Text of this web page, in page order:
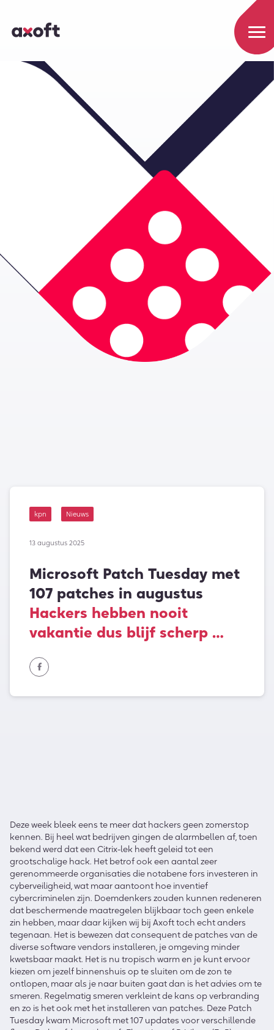
kpn Nieuws
13 augustus 2025
Microsoft Patch Tuesday met
107 patches in augustus
Hackers hebben nooit
vakantie dus blijf scherp …
Deze week bleek eens te meer dat hackers geen zomerstop
kennen. Bij heel wat bedrijven gingen de alarmbellen af, toen
bekend werd dat een Citrix-lek heeft geleid tot een
grootschalige hack. Het betrof ook een aantal zeer
gerenommeerde organisaties die notabene fors investeren in
cyberveiligheid, wat maar aantoont hoe inventief
cybercriminelen zijn. Doemdenkers zouden kunnen redeneren
dat beschermende maatregelen blijkbaar toch geen enkele
zin hebben, maar daar kijken wij bij Axoft toch echt anders
tegenaan. Het is bewezen dat consequent de patches van de
diverse software vendors installeren, je omgeving minder
kwetsbaar maakt. Het is nu tropisch warm en je kunt ervoor
kiezen om jezelf binnenshuis op te sluiten om de zon te
ontlopen, maar als je naar buiten gaat dan is het advies om te
smeren. Regelmatig smeren verkleint de kans op verbranding
en zo is het ook met het installeren van patches. Deze Patch
Tuesday kwam Microsoft met 107 updates voor verschillende